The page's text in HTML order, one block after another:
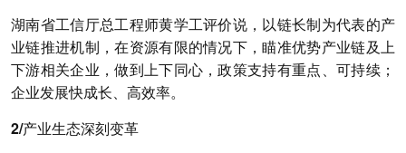
湖南省工信厅总工程师黄学工评价说，以链长制为代表的产
业链推进机制，在资源有限的情况下，瞄准优势产业链及上
下游相关企业，做到上下同心，政策支持有重点、可持续；
企业发展快成长、高效率。
2/产业生态深刻变革